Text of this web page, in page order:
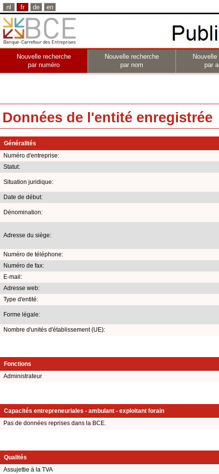
nl fr de en
Nouvelle recherche
par numéro
Nouvelle recherche
par nom
par
Données de l'entité enregistrée
Généralités
Numéro d'entreprise:
Statut:
Situation juridique:
Date de début:
Dénomination:
Adresse du siège:
Numéro de téléphone:
Numéro de fax:
E-mail:
Adresse web:
Type d'entité:
Forme légale:
Nombre d'unités d'établissement (UE):
Fonctions
Administrateur
Capacités entrepreneuriales - ambulant - exploitant forain
Pas de données reprises dans la BCE.
Qualités
Assujettie à la TVA